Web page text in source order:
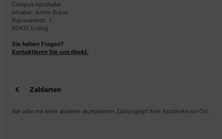
Campus Apotheke
Inhaber: Armin Braun
Bajuwarenstr. 7
85435 Erding
Sie haben Fragen?
Kontaktieren Sie uns direkt.
Zahlarten
Bar oder mit einer anderen akzeptierten Zahlungsart Ihrer Apotheke vor Ort.